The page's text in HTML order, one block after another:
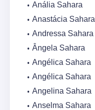
Anália Sahara
Anastácia Sahara
Andressa Sahara
Ângela Sahara
Angélica Sahara
Angélica Sahara
Angelina Sahara
Anselma Sahara